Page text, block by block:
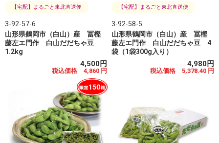
【宅配】まるごと東北直送便
3-92-57-6
山形県鶴岡市（白山）産 冨樫
藤左エ門作 白山だだちゃ豆
1.2kg
4,500円
税込価格 4,860 円
【宅配】まるごと東北直送便
3-92-58-5
山形県鶴岡市（白山）産 冨樫
藤左エ門作 白山だだちゃ豆 4
袋（1袋300g入り）
4,980円
税込価格 5,378.40 円